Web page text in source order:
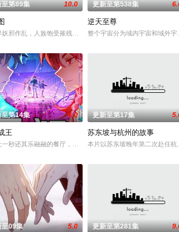
镇昔日天才辰天
大主宰》、《元尊》、《万相之王》这三部作品所做
至第89集 10.0
妖邪作乱，人族饱受摧残，主角孟川自小立下为母复仇的誓言
更新至第538集
逆天至尊
整个宇宙分为域内宇宙和域外宇
徐翔,Akira明
所在！东方桃子与伙伴们一边为救治师父森木宇冲击
至第14集 6.0
王
一秒还其乐融融的餐厅，下一秒竟然血流成河……明明是爱民
更新至第17集
苏东坡与杭州的故事
本片以苏东坡晚年第二次赴任杭
至09集 5.0 更新至第281集